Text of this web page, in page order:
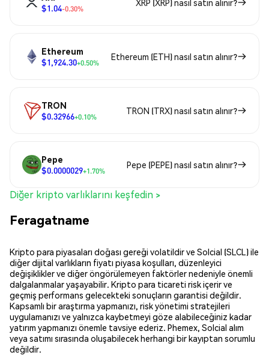
$1.04-0.30%
XRP (XRP) nasıl satın alınır?
Ethereum
$1,924.30+0.50%
Ethereum (ETH) nasıl satın alınır?
TRON
$0.32966+0.10%
TRON (TRX) nasıl satın alınır?
Pepe
$0.0000029+1.70%
Pepe (PEPE) nasıl satın alınır?
Diğer kripto varlıklarını keşfedin >
Feragatname
Kripto para piyasaları doğası gereği volatildir ve Solcial (SLCL) ile
diğer dijital varlıkların fiyatı piyasa koşulları, düzenleyici
değişiklikler ve diğer öngörülemeyen faktörler nedeniyle önemli
dalgalanmalar yaşayabilir. Kripto para ticareti risk içerir ve
geçmiş performans gelecekteki sonuçların garantisi değildir.
Kapsamlı bir araştırma yapmanızı, risk yönetimi stratejileri
uygulamanızı ve yalnızca kaybetmeyi göze alabileceğiniz kadar
yatırım yapmanızı önemle tavsiye ederiz. Phemex, Solcial alım
veya satımı sırasında oluşabilecek herhangi bir kayıptan sorumlu
değildir.